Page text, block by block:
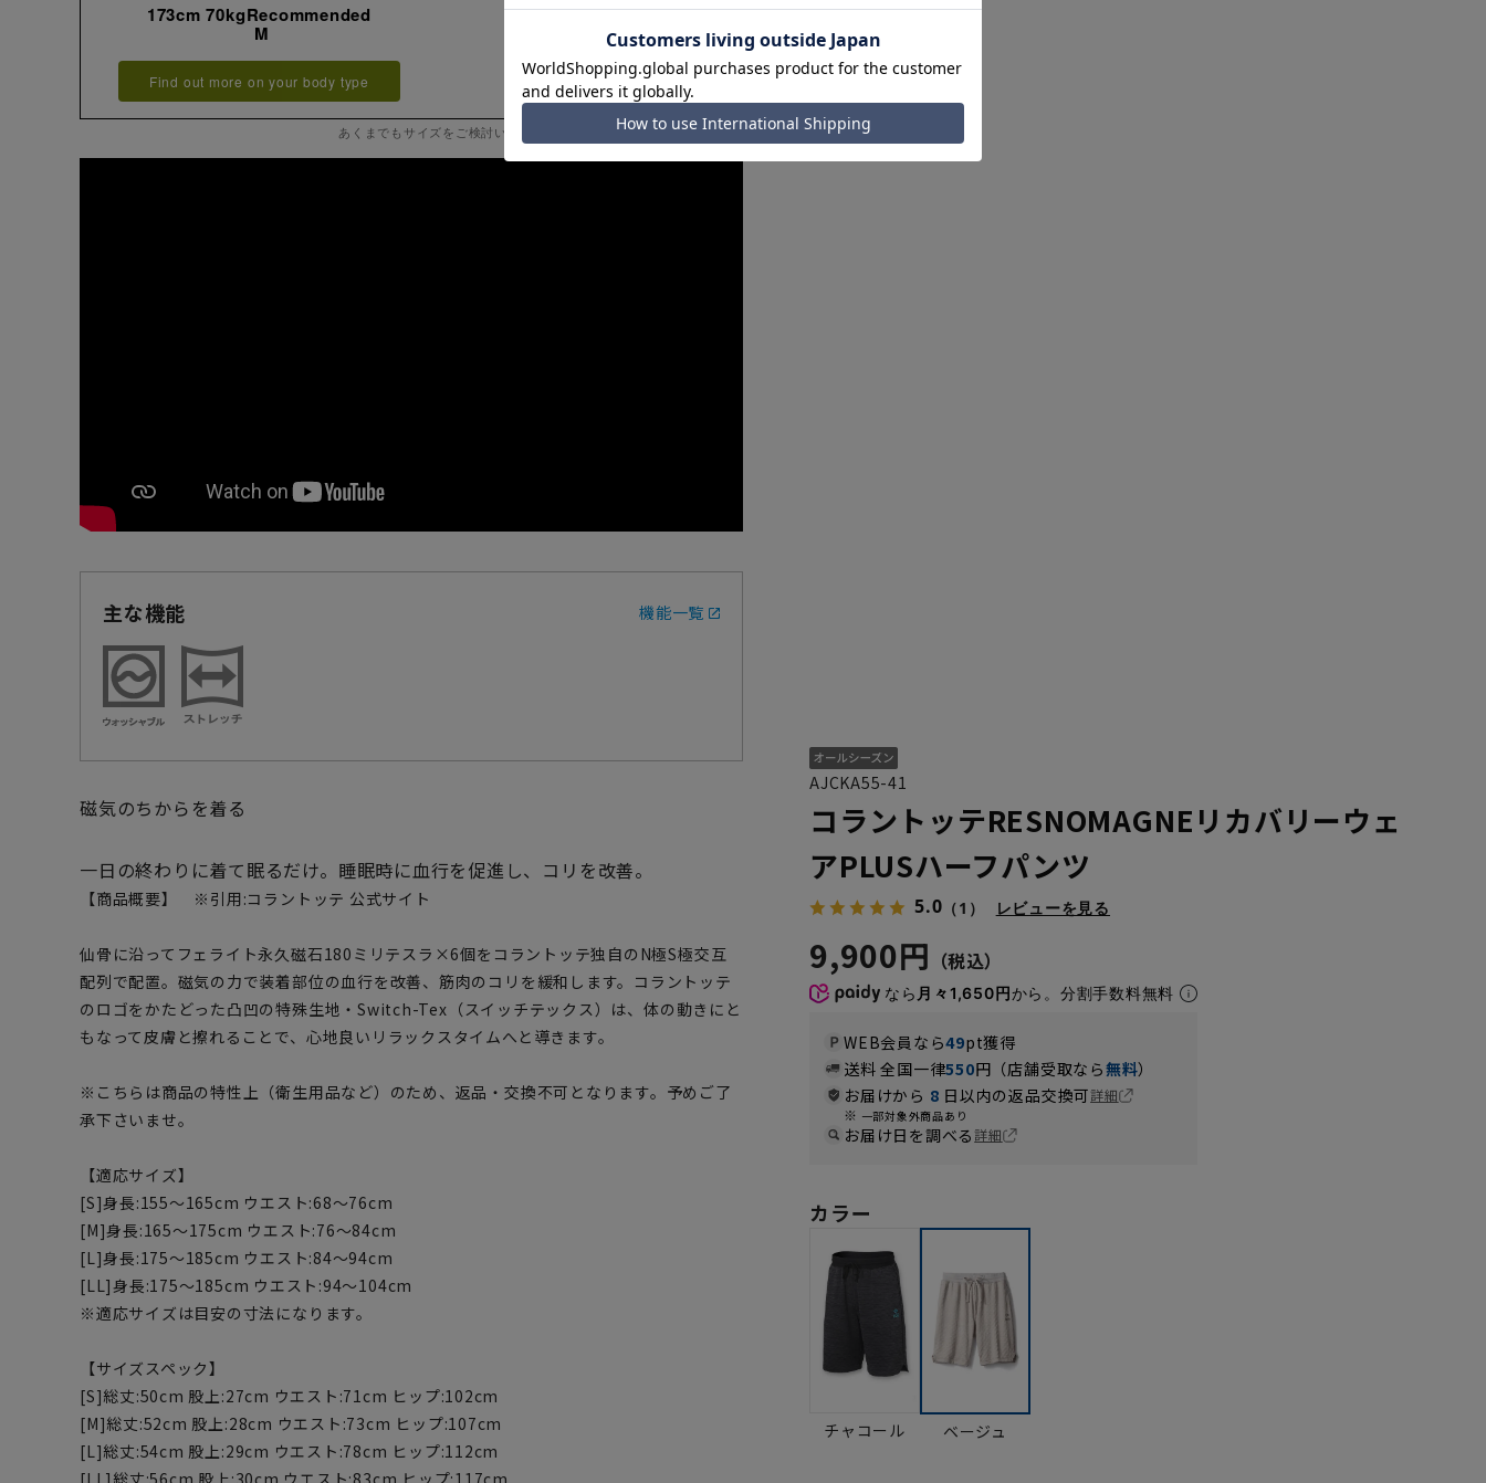
173cm 70kgRecommended
M
Find out more on your body type
あくまでもサイズをご検討いただく際の目安となります。
主な機能 機能一覧
磁気のちからを着る
一日の終わりに着て眠るだけ。睡眠時に血行を促進し、コリを改善。
【商品概要】 ※引用:コラントッテ 公式サイト
仙骨に沿ってフェライト永久磁石180ミリテスラ×6個をコラントッテ独自のN極S極交互
配列で配置。磁気の力で装着部位の血行を改善、筋肉のコリを緩和します。コラントッテ
のロゴをかたどった凸凹の特殊生地・Switch-Tex（スイッチテックス）は、体の動きにと
もなって皮膚と擦れることで、心地良いリラックスタイムへと導きます。
※こちらは商品の特性上（衛生用品など）のため、返品・交換不可となります。予めご了
承下さいませ。
【適応サイズ】
[S]身長:155～165cm ウエスト:68～76cm
[M]身長:165～175cm ウエスト:76～84cm
[L]身長:175～185cm ウエスト:84～94cm
[LL]身長:175～185cm ウエスト:94～104cm
※適応サイズは目安の寸法になります。
【サイズスペック】
[S]総丈:50cm 股上:27cm ウエスト:71cm ヒップ:102cm
[M]総丈:52cm 股上:28cm ウエスト:73cm ヒップ:107cm
[L]総丈:54cm 股上:29cm ウエスト:78cm ヒップ:112cm
AJCKA55-41
コラントッテRESNOMAGNEリカバリーウェ
アPLUSハーフパンツ
5.0 （1） レビューを見る
9,900円
なら 月々1,650円から。分割手数料無料
WEB会員なら49pt獲得
送料 全国一律550円（店舗受取なら無料）
お届けから 8 日以内の返品交換可詳細
一部対象外商品あり
お届け日を調べる詳細
カラー
チャコール ベージュ